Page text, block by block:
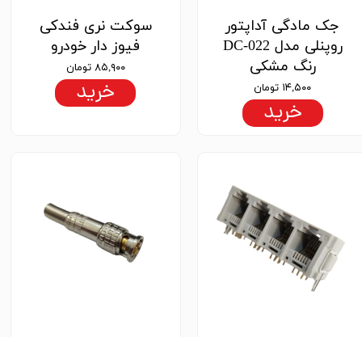
جک مادگی آداپتور
روپنلی مدل DC-022
رنگ مشکی
۱۴,۵۰۰ تومان
خرید
سوکت نری فندکی
فیوز دار خودرو
۸۵,۹۰۰ تومان
خرید